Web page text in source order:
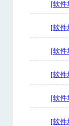
[软件
[软件
[软件
[软件
[软件
[软件